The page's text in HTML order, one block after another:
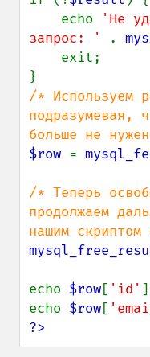
    echo
'Не
запрос: '
.
/* Используем
подразумевая,
$row =
/* Теперь
продолжаем
echo $row[ 'id'
echo $row[
?>